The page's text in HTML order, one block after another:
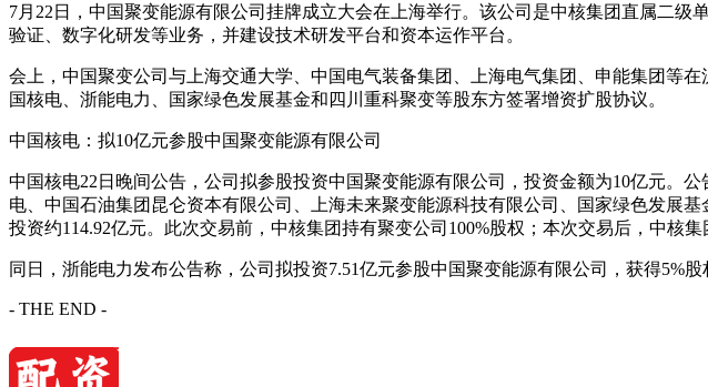
7月22日，中国聚变能源有限公司挂牌成立大会在上海举行。该公司是中核集团直属二
验证、数字化研发等业务，并建设技术研发平台和资本运作平台。
会上，中国聚变公司与上海交通大学、中国电气装备集团、上海电气集团、申能集团等
国核电、浙能电力、国家绿色发展基金和四川重科聚变等股东方签署增资扩股协议。
中国核电：拟10亿元参股中国聚变能源有限公司
中国核电22日晚间公告，公司拟参股投资中国聚变能源有限公司，投资金额为10亿元。
电、中国石油集团昆仑资本有限公司、上海未来聚变能源科技有限公司、国家绿色发展
投资约114.92亿元。此次交易前，中核集团持有聚变公司100%股权；本次交易后，中核
同日，浙能电力发布公告称，公司拟投资7.51亿元参股中国聚变能源有限公司，获得5%股
- THE END -